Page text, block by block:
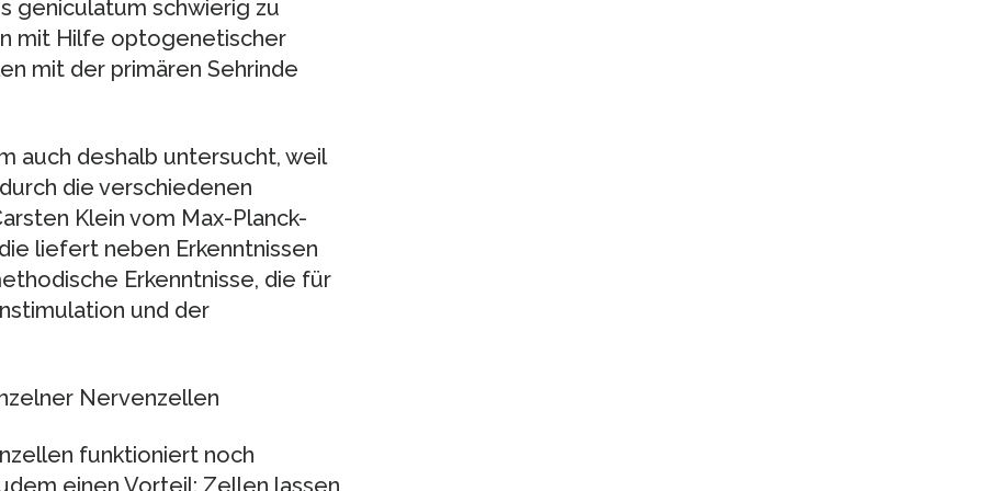
geniculatum schwierig zu
mit Hilfe optogenetischer
mit der primären Sehrinde
auch deshalb untersucht, weil
die verschiedenen
Klein vom Max-Planck-
liefert neben Erkenntnissen
Erkenntnisse, die für
und der
Nervenzellen
funktioniert noch
einen Vorteil: Zellen lassen